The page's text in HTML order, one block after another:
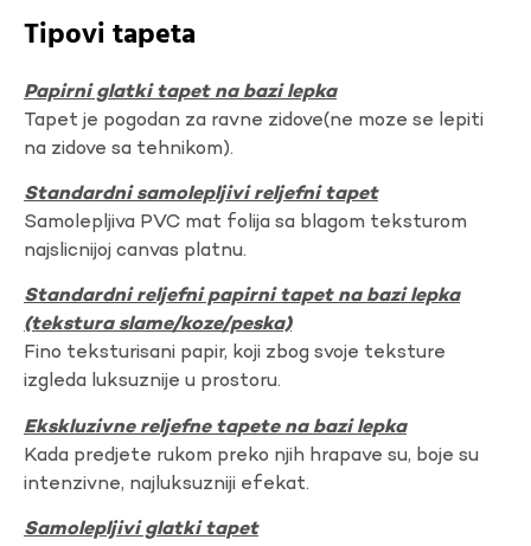
Tipovi tapeta
Papirni glatki tapet na bazi lepka
Tapet je pogodan za ravne zidove(ne moze se lepiti
na zidove sa tehnikom).
Standardni samolepljivi reljefni tapet
Samolepljiva PVC mat folija sa blagom teksturom
najslicnijoj canvas platnu.
Standardni reljefni papirni tapet na bazi lepka
(tekstura slame/koze/peska)
Fino teksturisani papir, koji zbog svoje teksture
izgleda luksuznije u prostoru.
Ekskluzivne reljefne tapete na bazi lepka
Kada predjete rukom preko njih hrapave su, boje su
intenzivne, najluksuzniji efekat.
Samolepljivi glatki tapet